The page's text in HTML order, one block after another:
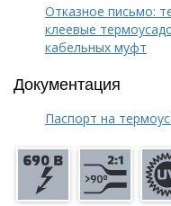
Отказное письмо:
клеевые
кабельных муфт
Документация
Паспорт на